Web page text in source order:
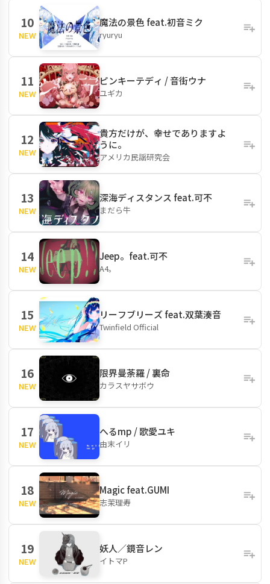
10
NEW
魔法の景色 feat.初音ミク
ryuryu
11
NEW
ピンキーテディ / 音街ウナ
ユギカ
12
NEW
貴方だけが、幸せでありますよ
うに。
アメリカ民謡研究会
13
NEW
深海ディスタンス feat.可不
まだら牛
14
NEW
Jeep。feat.可不
A4。
15
NEW
リーフブリーズ feat.双葉湊音
Twinfield Official
16
NEW
限界曼荼羅 / 裏命
カラスヤサボウ
17
NEW
へるmp / 歌愛ユキ
由末イリ
18
NEW
Magic feat.GUMI
志茉理寿
19
NEW
妖人／鏡音レン
イトマP